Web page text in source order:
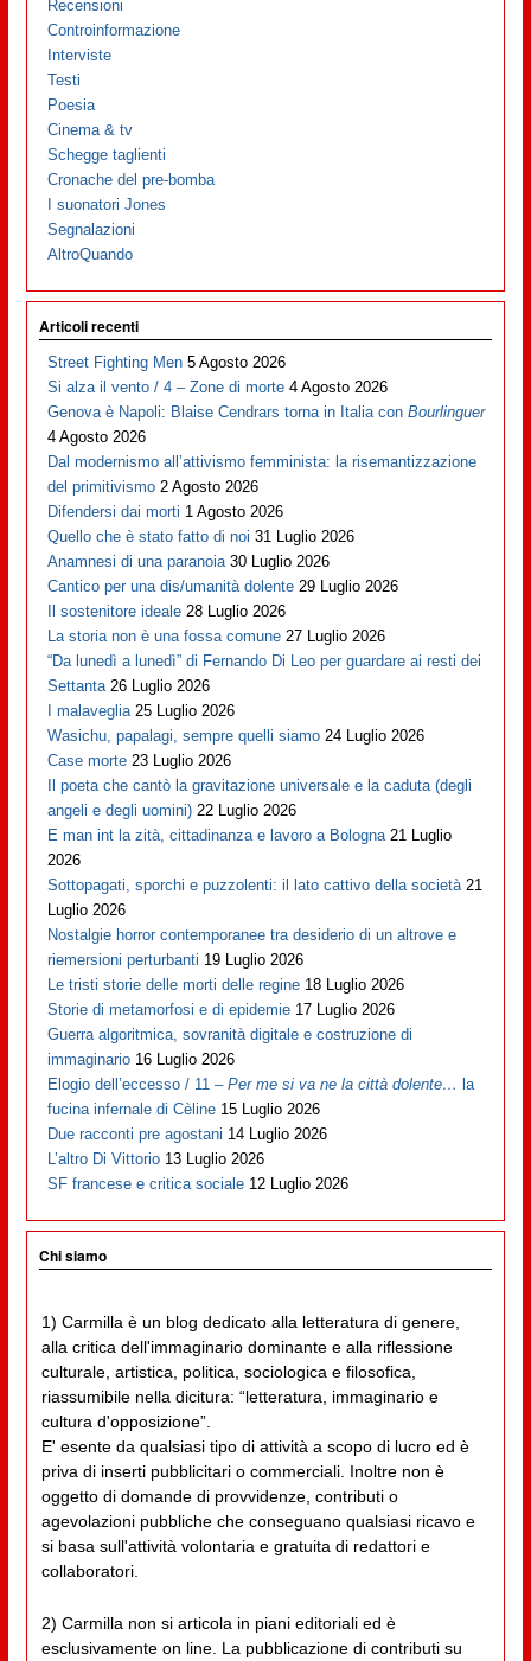
Recensioni
Controinformazione
Interviste
Testi
Poesia
Cinema & tv
Schegge taglienti
Cronache del pre-bomba
I suonatori Jones
Segnalazioni
AltroQuando
Articoli recenti
Street Fighting Men 5 Agosto 2026
Si alza il vento / 4 – Zone di morte 4 Agosto 2026
Genova è Napoli: Blaise Cendrars torna in Italia conBourlinguer
4 Agosto 2026
Dal modernismo all’attivismo femminista: la risemantizzazione
del primitivismo 2 Agosto 2026
Difendersi dai morti 1 Agosto 2026
Quello che è stato fatto di noi 31 Luglio 2026
Anamnesi di una paranoia 30 Luglio 2026
Cantico per una dis/umanità dolente 29 Luglio 2026
Il sostenitore ideale 28 Luglio 2026
La storia non è una fossa comune 27 Luglio 2026
“Da lunedì a lunedì” di Fernando Di Leo per guardare ai resti dei
Settanta 26 Luglio 2026
I malaveglia 25 Luglio 2026
Wasichu, papalagi, sempre quelli siamo 24 Luglio 2026
Case morte 23 Luglio 2026
Il poeta che cantò la gravitazione universale e la caduta (degli
angeli e degli uomini) 22 Luglio 2026
E man int la zità, cittadinanza e lavoro a Bologna 21 Luglio
2026
Sottopagati, sporchi e puzzolenti: il lato cattivo della società 21
Luglio 2026
Nostalgie horror contemporanee tra desiderio di un altrove e
riemersioni perturbanti 19 Luglio 2026
Le tristi storie delle morti delle regine 18 Luglio 2026
Storie di metamorfosi e di epidemie 17 Luglio 2026
Guerra algoritmica, sovranità digitale e costruzione di
immaginario 16 Luglio 2026
Elogio dell’eccesso / 11 –Per me si va ne la città dolente… la
fucina infernale di Cèline 15 Luglio 2026
Due racconti pre agostani 14 Luglio 2026
L’altro Di Vittorio 13 Luglio 2026
SF francese e critica sociale 12 Luglio 2026
Chi siamo
1) Carmilla è un blog dedicato alla letteratura di genere,
alla critica dell'immaginario dominante e alla riflessione
culturale, artistica, politica, sociologica e filosofica,
riassumibile nella dicitura: “letteratura, immaginario e
cultura d'opposizione”.
E' esente da qualsiasi tipo di attività a scopo di lucro ed è
priva di inserti pubblicitari o commerciali. Inoltre non è
oggetto di domande di provvidenze, contributi o
agevolazioni pubbliche che conseguano qualsiasi ricavo e
si basa sull'attività volontaria e gratuita di redattori e
collaboratori.
2) Carmilla non si articola in piani editoriali ed è
esclusivamente on line. La pubblicazione di contributi su